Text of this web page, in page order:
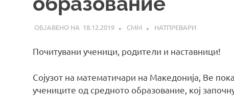
18.12.2019 СММ НАТПРЕВАРИ
Почитувани ученици, родители и наставници!
Сојузот на математичари на Македонија, Ве
учениците од средното образование, кој